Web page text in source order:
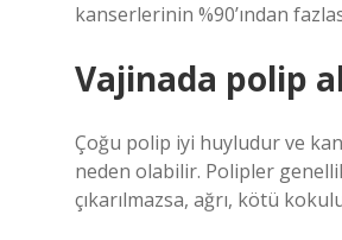
kanserlerinin %90’ından
Vajinada polip
Çoğu polip iyi huyludur ve
neden olabilir. Polipler
çıkarılmazsa, ağrı, kötü